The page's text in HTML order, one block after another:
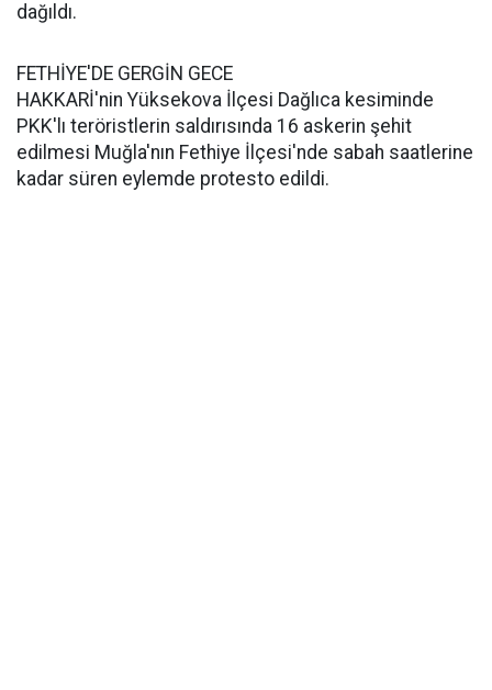
dağıldı.
FETHİYE'DE GERGİN GECE
HAKKARİ'nin Yüksekova İlçesi Dağlıca kesiminde
PKK'lı teröristlerin saldırısında 16 askerin şehit
edilmesi Muğla'nın Fethiye İlçesi'nde sabah saatlerine
kadar süren eylemde protesto edildi.